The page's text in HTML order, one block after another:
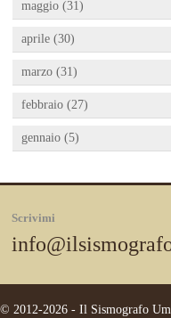
maggio (31)
aprile (30)
marzo (31)
febbraio (27)
gennaio (5)
Scrivimi
© 2012-2026 - Il Sismografo